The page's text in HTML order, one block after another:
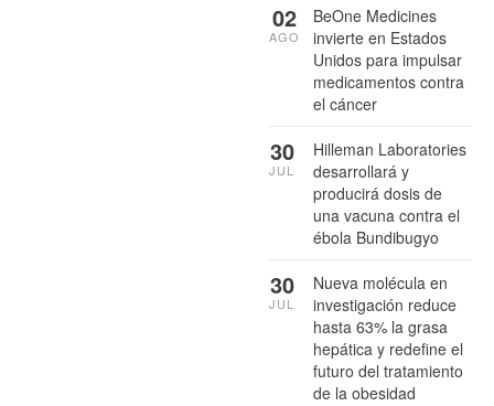
BeOne Medicines
invierte en Estados
Unidos para impulsar
medicamentos contra
el cáncer
02
AGO
Hilleman Laboratories
desarrollará y
producirá dosis de
una vacuna contra el
ébola Bundibugyo
30
JUL
Nueva molécula en
investigación reduce
hasta 63% la grasa
hepática y redefine el
futuro del tratamiento
de la obesidad
30
JUL